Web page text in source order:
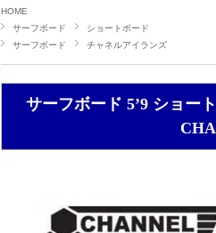
HOME
サーフボード
ショートボード
サーフボード
チャネルアイランズ
サーフボード 5’9 ショー